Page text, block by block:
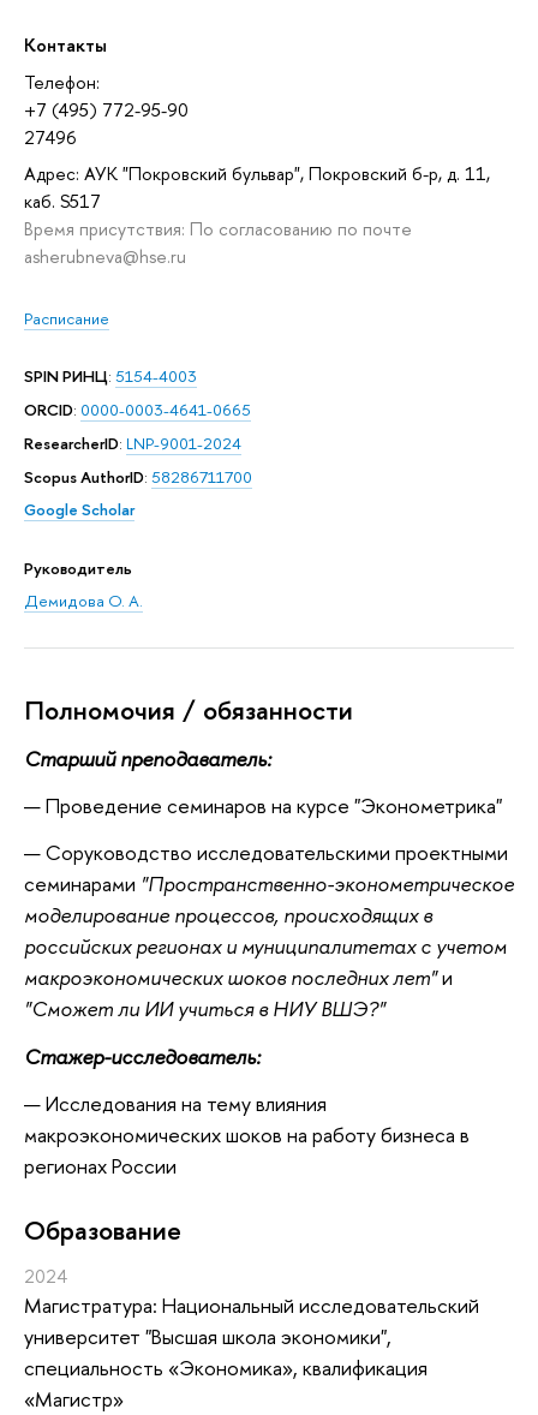
Контакты
Телефон:
+7 (495) 772-95-90
27496
Адрес: АУК "Покровский бульвар", Покровский б-р, д. 11,
каб. S517
Время присутствия: По согласованию по почте
asherubneva@hse.ru
Расписание
SPIN РИНЦ: 5154-4003
ORCID: 0000-0003-4641-0665
ResearcherID: LNP-9001-2024
Scopus AuthorID: 58286711700
Google Scholar
Руководитель
Демидова О. А.
Полномочия / обязанности
Старший преподаватель:
Проведение семинаров на курсе "Эконометрика"
Соруководство исследовательскими проектными
семинарами "Пространственно-эконометрическое
моделирование процессов, происходящих в
российских регионах и муниципалитетах с учетом
макроэкономических шоков последних лет"и
"Сможет ли ИИ учиться в НИУ ВШЭ?"
Стажер-исследователь:
Исследования на тему влияния
макроэкономических шоков на работу бизнеса в
регионах России
Oбразование
2024
Магистратура: Национальный исследовательский
университет "Высшая школа экономики",
специальность «Экономика», квалификация
«Магистр»